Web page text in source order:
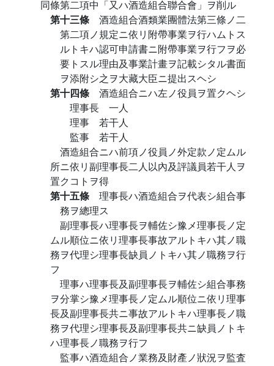
同條第二項中「又ハ酒造組合聯合會」ヲ削ル
第十三條 酒造組合酒類業團體法第三條ノ二
第二項ノ規定ニ依リ附帶事業ヲ行ハムトス
ルトキハ認可申請書ニ附帶事業ヲ行フヲ必
要トスル理由及事業計畫ヲ記載シタル書面
ヲ添附シ之ヲ大藏大臣ニ提出スヘシ
第十四條 酒造組合ニハ左ノ役員ヲ置クヘシ
理事長 一人
理事 若干人
監事 若干人
酒造組合ニハ前項ノ役員ノ外定款ノ定ムル
所ニ依リ副理事長二人以內及評議員若干人ヲ
置クコトヲ得
第十五條 理事長ハ酒造組合ヲ代表シ組合事
務ヲ總理ス
副理事長ハ理事長ヲ輔佐シ豫メ理事長ノ定
ムル順位ニ依リ理事長事故アルトキハ其ノ職
務ヲ代理シ理事長缺員ノトキハ其ノ職務ヲ行
フ
理事ハ理事長及副理事長ヲ輔佐シ組合事務
ヲ分掌シ豫メ理事長ノ定ムル順位ニ依リ理事
長及副理事長共ニ事故アルトキハ理事長ノ職
務ヲ代理シ理事長及副理事長共ニ缺員ノトキ
ハ理事長ノ職務ヲ行フ
監事ハ酒造組合ノ業務及財產ノ狀況ヲ監査